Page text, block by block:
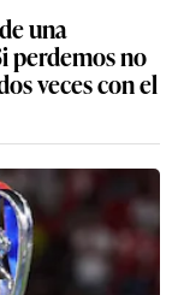
una
perdemos no
veces con el